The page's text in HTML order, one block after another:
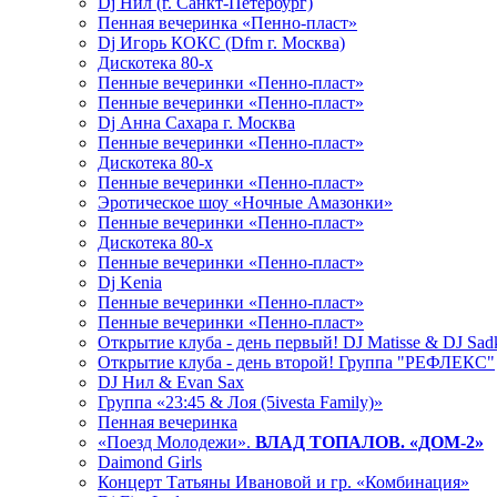
Пенная вечеринка «Пенно-пласт»
Dj Игорь КОКС (Dfm г. Москва)
Дискотека 80-х
Пенные вечеринки «Пенно-пласт»
Пенные вечеринки «Пенно-пласт»
Dj Анна Сахара г. Москва
Пенные вечеринки «Пенно-пласт»
Дискотека 80-х
Пенные вечеринки «Пенно-пласт»
Эротическое шоу «Ночные Амазонки»
Пенные вечеринки «Пенно-пласт»
Дискотека 80-х
Пенные вечеринки «Пенно-пласт»
Dj Kenia
Пенные вечеринки «Пенно-пласт»
Пенные вечеринки «Пенно-пласт»
Открытие клуба - день первый! DJ Matisse & DJ
Открытие клуба - день второй! Группа "РЕФЛЕКС"
DJ Нил & Evan Sax
Группа «23:45 & Лоя (5ivesta Family)»
Пенная вечеринка
«Поезд Молодежи». ВЛАД ТОПАЛОВ. «ДОМ-2»
Daimond Girls
Концерт Татьяны Ивановой и гр. «Комбинация»